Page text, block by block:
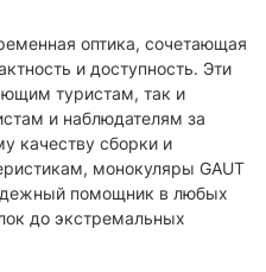
оптика, сочетающая
и доступность. Эти
туристам, так и
и наблюдателям за
качеству сборки и
монокуляры GAUT
помощник в любых
до экстремальных